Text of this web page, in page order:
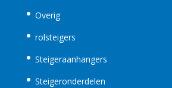
Overig
rolsteigers
Steigeraanhangers
Steigeronderdelen